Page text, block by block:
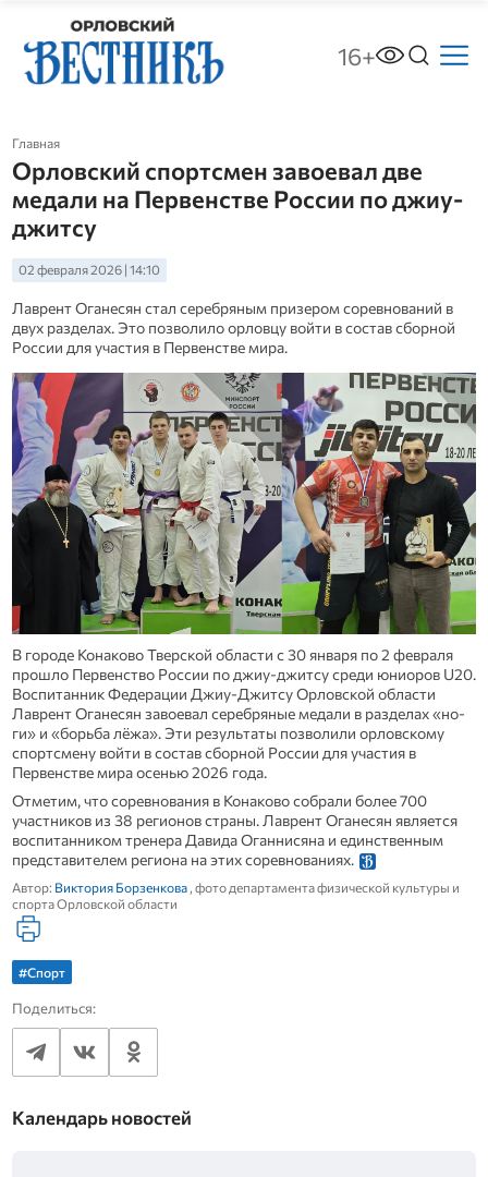
16+
Главная
Орловский спортсмен завоевал две
медали на Первенстве России по джиу-
джитсу
02 февраля 2026 | 14:10
Лаврент Оганесян стал серебряным призером соревнований в
двух разделах. Это позволило орловцу войти в состав сборной
России для участия в Первенстве мира.
В городе Конаково Тверской области с 30 января по 2 февраля
прошло Первенство России по джиу-джитсу среди юниоров U20.
Воспитанник Федерации Джиу-Джитсу Орловской области
Лаврент Оганесян завоевал серебряные медали в разделах «но-
ги» и «борьба лёжа». Эти результаты позволили орловскому
спортсмену войти в состав сборной России для участия в
Первенстве мира осенью 2026 года.
Отметим, что соревнования в Конаково собрали более 700
участников из 38 регионов страны. Лаврент Оганесян является
воспитанником тренера Давида Оганнисяна и единственным
представителем региона на этих соревнованиях.
Автор: Виктория Борзенкова, фото департамента физической культуры и
спорта Орловской области
#Спорт
Поделиться:
Календарь новостей